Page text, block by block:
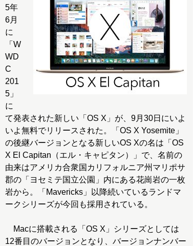
5年
6月
に
「W
WD
C
201
5」
に
て発表された新しい「OS X」が、9月30日にいよ
いよ無料でリリースされた。「OS X Yosemite」
の後継バージョンとなる新しいOS Xの名は「OS
X El Capitan（エル・キャピタン）」で、名前の
由来はアメリカ合衆国カリフォルニア州マリポサ
郡の「ヨセミテ国立公園」内にある花崗岩の一枚
岩から。「Mavericks」以降続いているランドマ
ークシリーズが今回も採用されている。
Macに搭載される「OS X」シリーズとしては
12番目のバージョンとなり、バージョンナンバー